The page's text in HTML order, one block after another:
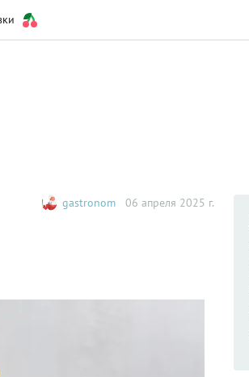
gastronom 06 апреля 2025 г.